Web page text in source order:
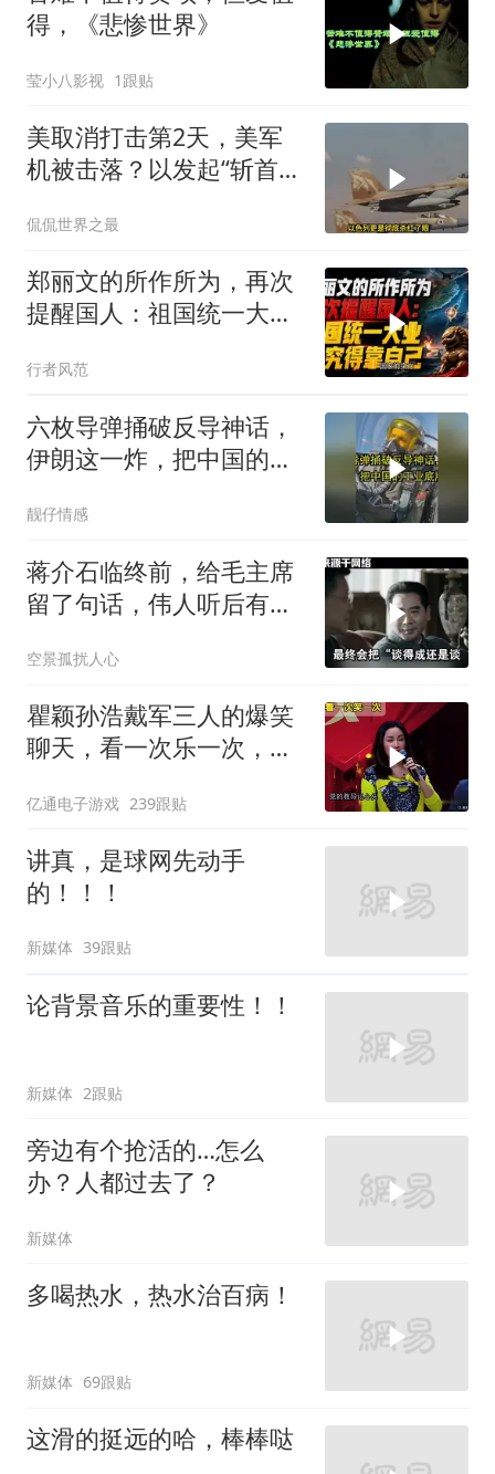
得，《悲惨世界》
莹小八影视 1跟贴
美取消打击第2天，美军
机被击落？以发起“斩首行
侃侃世界之最
郑丽文的所作所为，再次
提醒国人：祖国统一大
行者风范
六枚导弹捅破反导神话，
伊朗这一炸，把中国的工
靓仔情感
蒋介石临终前，给毛主席
留了句话，伟人听后有什
空景孤扰人心
瞿颖孙浩戴军三人的爆笑
聊天，看一次乐一次，根
亿通电子游戏 239跟贴
讲真，是球网先动手
的！！！
新媒体 39跟贴
论背景音乐的重要性！！
新媒体 2跟贴
旁边有个抢活的…怎么
办？人都过去了？
新媒体
多喝热水，热水治百病！
新媒体 69跟贴
这滑的挺远的哈，棒棒哒